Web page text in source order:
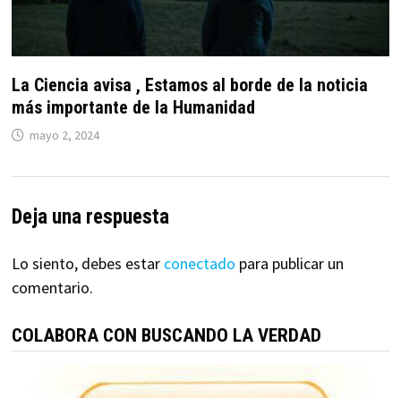
La Ciencia avisa , Estamos al borde de la noticia
más importante de la Humanidad
mayo 2, 2024
Deja una respuesta
Lo siento, debes estar conectado para publicar un
comentario.
COLABORA CON BUSCANDO LA VERDAD